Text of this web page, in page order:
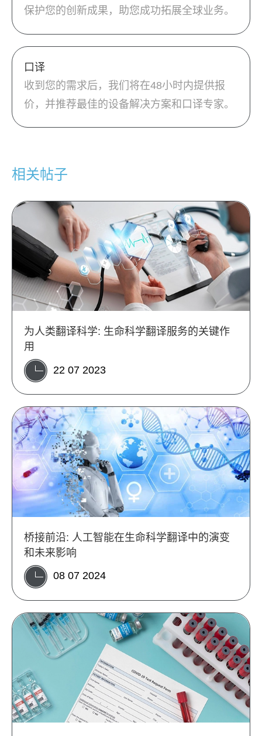
保护您的创新成果，助您成功拓展全球业务。
口译
收到您的需求后，我们将在48小时内提供报
价，并推荐最佳的设备解决方案和口译专家。
相关帖子
为人类翻译科学: 生命科学翻译服务的关键作
用
22 07 2023
桥接前沿: 人工智能在生命科学翻译中的演变
和未来影响
08 07 2024